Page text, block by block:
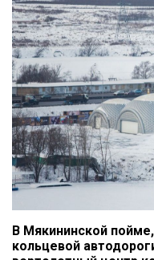
В Мякининской
кольцевой